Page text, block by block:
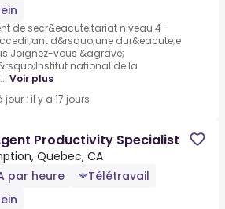
de secr&eacute;tariat niveau 4 -
d&rsquo;une dur&eacute;e
vous &agrave;
national de la
Voir plus
jour : il y a 17 jours
Productivity Specialist
Quebec, CA
par heure
Télétravail